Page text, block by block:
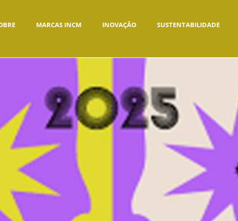
MARCAS INCM INOVAÇÃO SUSTENTABILIDADE